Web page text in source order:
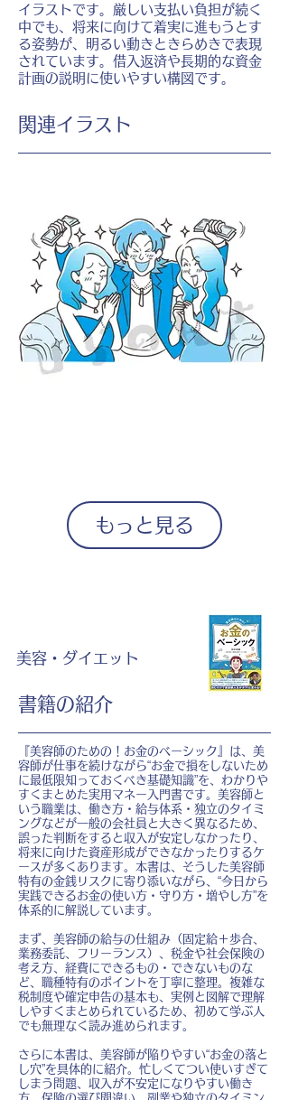
イラストです。厳しい支払い負担が続く
中でも、将来に向けて着実に進もうとす
る姿勢が、明るい動きときらめきで表現
されています。借入返済や長期的な資金
計画の説明に使いやすい構図です。
​関連イラスト
もっと見る
美容・ダイエット
書籍の紹介
『美容師のための！お金のベーシック』は、美
容師が仕事を続けながら“お金で損をしないため
に最低限知っておくべき基礎知識”を、わかりや
すくまとめた実用マネー入門書です。美容師と
いう職業は、働き方・給与体系・独立のタイミ
ングなどが一般の会社員と大きく異なるため、
誤った判断をすると収入が安定しなかったり、
将来に向けた資産形成ができなかったりするケ
ースが多くあります。本書は、そうした美容師
特有の金銭リスクに寄り添いながら、“今日から
実践できるお金の使い方・守り方・増やし方”を
体系的に解説しています。
まず、美容師の給与の仕組み（固定給＋歩合、
業務委託、フリーランス）、税金や社会保険の
考え方、経費にできるもの・できないものな
ど、職種特有のポイントを丁寧に整理。複雑な
税制度や確定申告の基本も、実例と図解で理解
しやすくまとめられているため、初めて学ぶ人
でも無理なく読み進められます。
さらに本書は、美容師が陥りやすい“お金の落と
し穴”を具体的に紹介。忙しくてつい使いすぎて
しまう問題、収入が不安定になりやすい働き